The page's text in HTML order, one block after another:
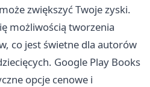
zwiększyć Twoje zyski.
możliwością tworzenia
co jest świetne dla autorów
Google Play Books
opcje cenowe i